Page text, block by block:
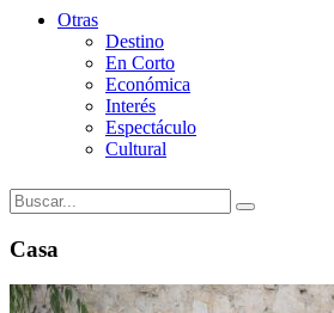
Otras
Destino
En Corto
Económica
Interés
Espectáculo
Cultural
Casa